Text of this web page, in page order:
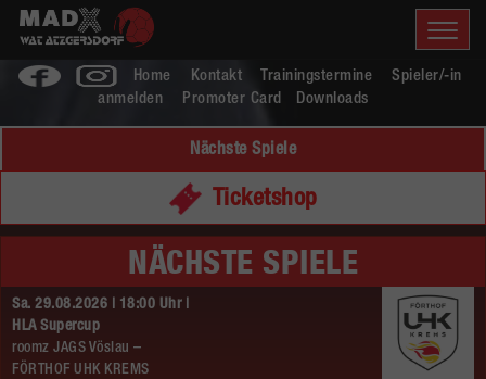
Home Kontakt Trainingstermine
Spieler/-in
anmelden
Promoter Card Downloads
Nächste Spiele
Ticketshop
NÄCHSTE SPIELE
Sa. 29.08.2026 | 18:00 Uhr |
HLA Supercup
roomz JAGS Vöslau –
FÖRTHOF UHK KREMS